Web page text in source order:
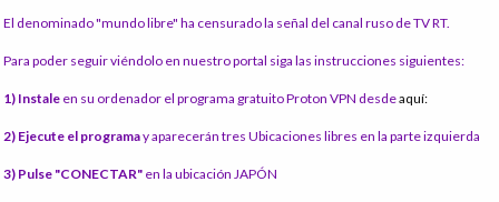
El denominado "mundo libre" ha censurado la señal del canal ruso de TV RT.
Para poder seguir viéndolo en nuestro portal siga las instrucciones siguientes:
1) Instale en su ordenador el programa gratuito Proton VPN desdeaquí:
2) Ejecute el programay aparecerán tres Ubicaciones libres en la parte izquierda
3) Pulse "CONECTAR" en la ubicación JAPÓN